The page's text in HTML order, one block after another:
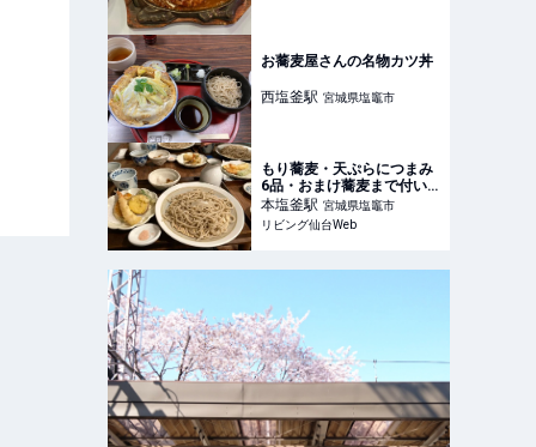
お蕎麦屋さんの名物カツ丼
西塩釜駅 宮城県塩竈市
もり蕎麦・天ぷらにつまみ
6品・おまけ蕎麦まで付い
たランチがお得すぎる「蕎
麦みろく」塩竈市
本塩釜駅 宮城県塩竈市
リビング仙台Web